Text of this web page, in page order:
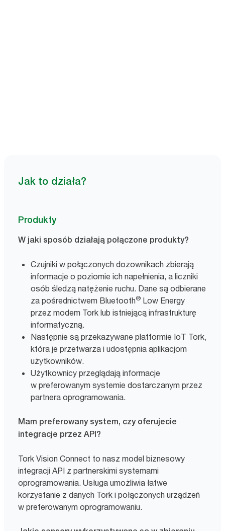
Jak to działa?
Produkty
W jaki sposób działają połączone produkty?
Czujniki w połączonych dozownikach zbierają
informacje o poziomie ich napełnienia, a liczniki
osób śledzą natężenie ruchu. Dane są odbierane
za pośrednictwem Bluetooth® Low Energy
przez modem Tork lub istniejącą infrastrukturę
informatyczną.
Następnie są przekazywane platformie IoT Tork,
która je przetwarza i udostępnia aplikacjom
użytkowników.
Użytkownicy przeglądają informacje
w preferowanym systemie dostarczanym przez
partnera oprogramowania.
Mam preferowany system, czy oferujecie
integracje przez API?
Tork Vision Connect to nasz model biznesowy
integracji API z partnerskimi systemami
oprogramowania. Usługa umożliwia łatwe
korzystanie z danych Tork i połączonych urządzeń
w preferowanym oprogramowaniu.